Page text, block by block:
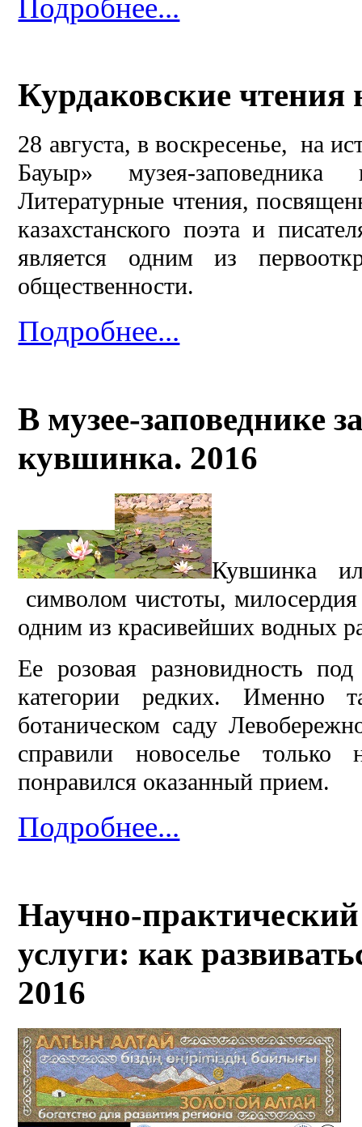
Подробнее...
Курдаковские
28 августа, в воскресенье, на
Бауыр» музея-
Литературные чтения,
казахстанского поэта и
является одним из
общественности.
Подробнее...
В музее-заповеднике
кувшинка. 2016
Кувшинка
символом чистоты,
одним из красивейших водных
Ее розовая разновидность
категории редких. Именно
ботаническом саду
справили новоселье
понравился оказанный прием.
Подробнее...
Научно-
услуги: как
2016